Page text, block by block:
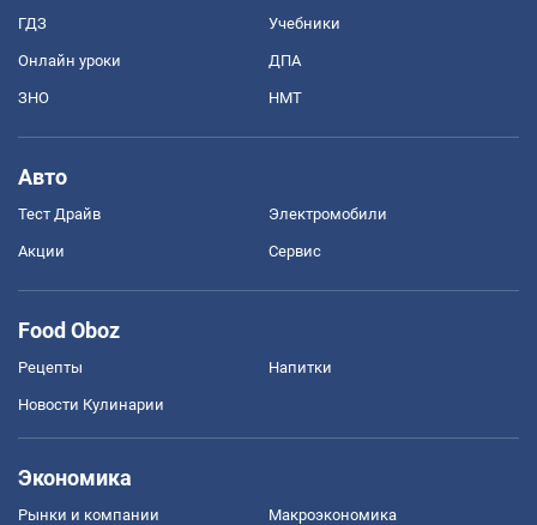
ГДЗ Учебники
Онлайн уроки ДПА
ЗНО НМТ
Авто
Тест Драйв Электромобили
Акции Сервис
Food Oboz
Рецепты Напитки
Новости Кулинарии
Экономика
Рынки и компании Mакроэкономика